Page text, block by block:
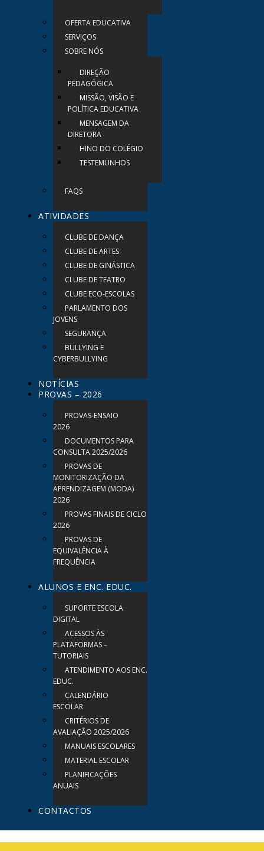
OFERTA EDUCATIVA
SERVIÇOS
SOBRE NÓS
DIREÇÃO
PEDAGÓGICA
MISSÃO, VISÃO E
POLÍTICA EDUCATIVA
MENSAGEM DA
DIRETORA
HINO DO COLÉGIO
TESTEMUNHOS
FAQS
ATIVIDADES
CLUBE DE DANÇA
CLUBE DE ARTES
CLUBE DE GINÁSTICA
CLUBE DE TEATRO
CLUBE ECO-ESCOLAS
PARLAMENTO DOS
JOVENS
SEGURANÇA
BULLYING E
CYBERBULLYING
NOTÍCIAS
PROVAS – 2026
PROVAS-ENSAIO
2026
DOCUMENTOS PARA
CONSULTA 2025/2026
PROVAS DE
MONITORIZAÇÃO DA
APRENDIZAGEM (MODA)
2026
PROVAS FINAIS DE CICLO
2026
PROVAS DE
EQUIVALÊNCIA À
FREQUÊNCIA
ALUNOS E ENC. EDUC.
SUPORTE ESCOLA
DIGITAL
ACESSOS ÀS
PLATAFORMAS –
TUTORIAIS
ATENDIMENTO AOS ENC.
EDUC.
CALENDÁRIO
ESCOLAR
CRITÉRIOS DE
AVALIAÇÃO 2025/2026
MANUAIS ESCOLARES
MATERIAL ESCOLAR
PLANIFICAÇÕES
ANUAIS
CONTACTOS